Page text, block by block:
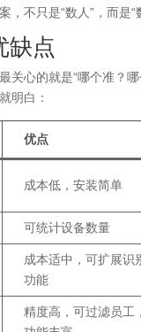
不只是“数人”，而是“
缺点
关心的就是“哪个准？哪
明白：
优点
成本低，安装简单
可统计设备数量
成本适中，可扩展识
功能
精度高，可过滤员工，